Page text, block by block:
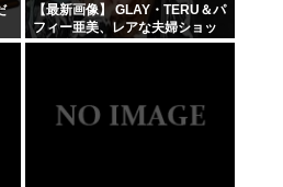
【最新画像】 GLAY・TERU＆パ
フィー亜美、レアな夫婦ショッ
トを公開してしまう！